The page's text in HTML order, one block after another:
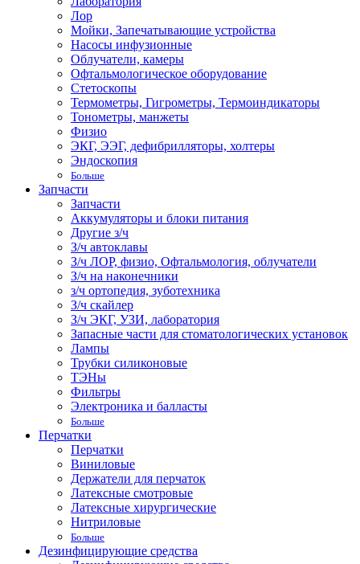
Лор
Мойки, Запечатывающие устройства
Насосы инфузионные
Облучатели, камеры
Офтальмологическое оборудование
Стетоскопы
Термометры, Гигрометры, Термоиндикаторы
Тонометры, манжеты
Физио
ЭКГ, ЭЭГ, дефибрилляторы, холтеры
Эндоскопия
Больше
Запчасти
Запчасти
Аккумуляторы и блоки питания
Другие з/ч
З/ч автоклавы
З/ч ЛОР, физио, Офтальмология, облучатели
З/ч на наконечники
з/ч ортопедия, зуботехника
З/ч скайлер
З/ч ЭКГ, УЗИ, лаборатория
Запасные части для стоматологических установок
Лампы
Трубки силиконовые
ТЭНы
Фильтры
Электроника и балласты
Больше
Перчатки
Перчатки
Виниловые
Держатели для перчаток
Латексные смотровые
Латексные хирургические
Нитриловые
Больше
Дезинфицирующие средства